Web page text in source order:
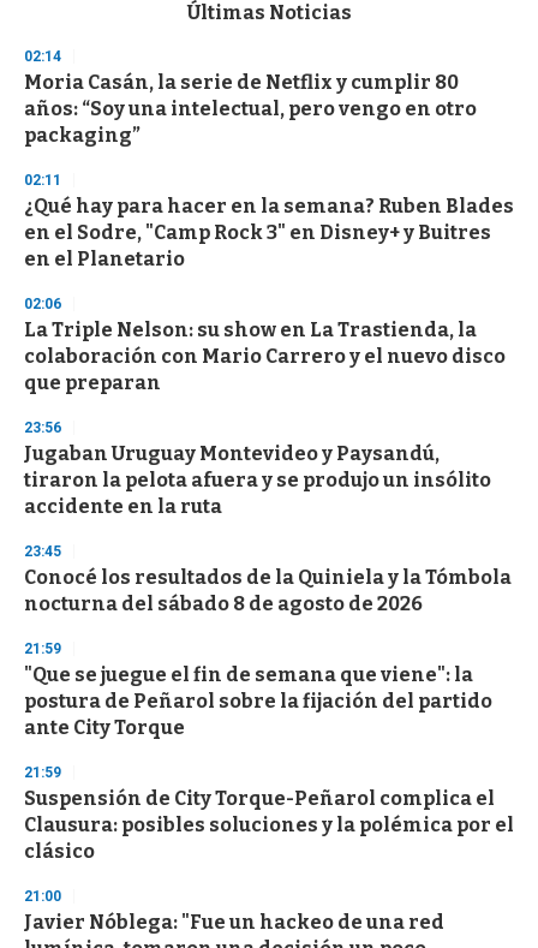
d
s
o
f
3
s
e
c
o
n
s
Últimas Noticias
02:14
Moria Casán, la serie de Netflix y cumplir 80
años: “Soy una intelectual, pero vengo en otro
packaging”
02:11
¿Qué hay para hacer en la semana? Ruben Blades
en el Sodre, "Camp Rock 3" en Disney+ y Buitres
en el Planetario
02:06
La Triple Nelson: su show en La Trastienda, la
colaboración con Mario Carrero y el nuevo disco
que preparan
23:56
Jugaban Uruguay Montevideo y Paysandú,
tiraron la pelota afuera y se produjo un insólito
accidente en la ruta
23:45
Conocé los resultados de la Quiniela y la Tómbola
nocturna del sábado 8 de agosto de 2026
21:59
"Que se juegue el fin de semana que viene": la
postura de Peñarol sobre la fijación del partido
ante City Torque
21:59
Suspensión de City Torque-Peñarol complica el
Clausura: posibles soluciones y la polémica por el
clásico
21:00
Javier Nóblega: "Fue un hackeo de una red